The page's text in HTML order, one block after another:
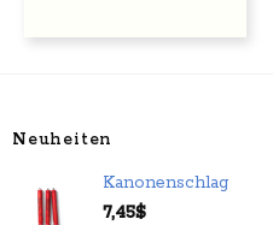
Neuheiten
Kanonenschlag
7,45$